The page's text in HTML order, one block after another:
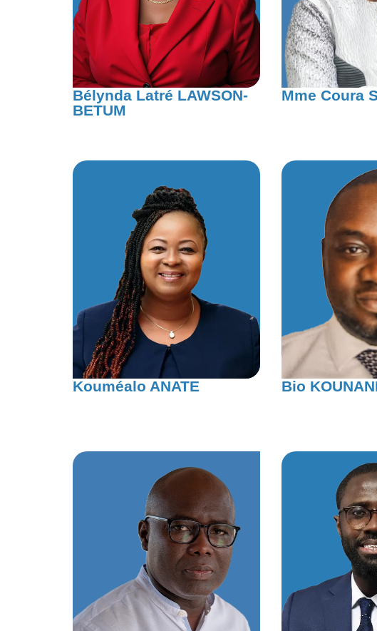
Bélynda Latré LAWSON-
BETUM
Mme Coura
Kouméalo ANATE Bio